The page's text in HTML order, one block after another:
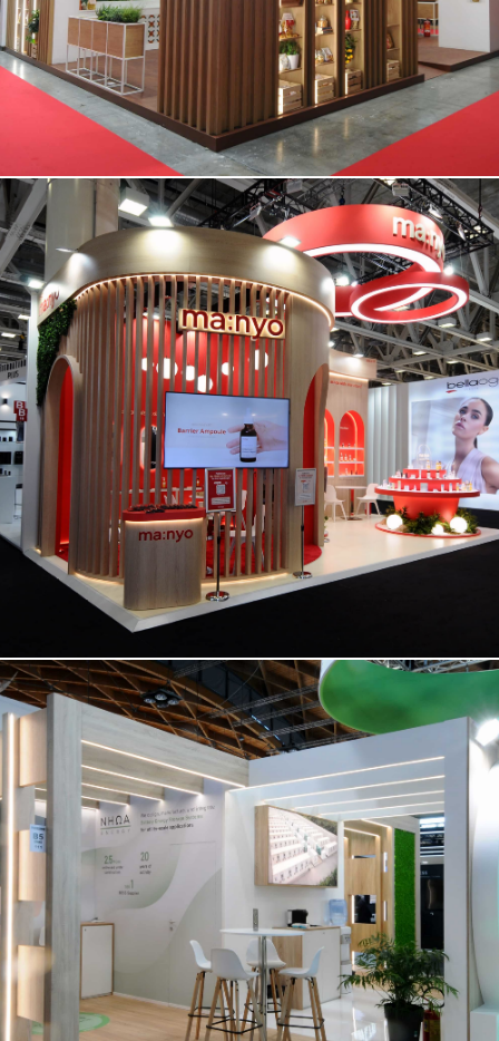
MANYO | Cosmoprof
NHOA | Key Energy